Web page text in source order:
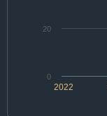
2022
0
20